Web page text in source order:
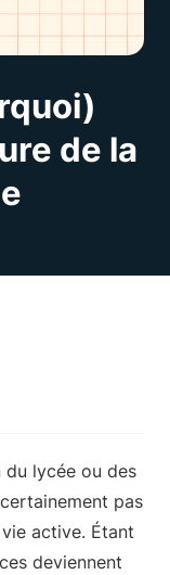
de la
du lycée ou des
pas
active. Étant
deviennent